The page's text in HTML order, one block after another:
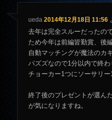
ueda 2014年12月18日 11:56
去年は完全スルーだったの
ため今年は前編皆勤賞、後
自動マッチングが魔法のカ
パズズなので1分以内で終わ
チョーカー1つにソーサリー
終了後のプレゼントが選ん
が気になりますね。